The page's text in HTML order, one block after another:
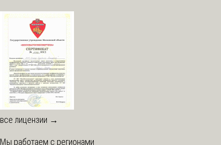
все лицензии →
Мы работаем с регионами